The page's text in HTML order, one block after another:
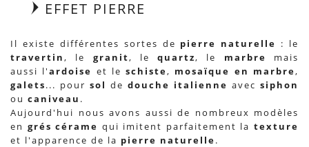
EFFET PIERRE
Il existe différentes sortes de pierre naturelle : le
travertin, le granit, lequartz, le marbre mais
aussi l'ardoise et leschiste, mosaïque en marbre,
galets... pour sol de douche italienne avec siphon
ou caniveau .
Aujourd'hui nous avons aussi de nombreux modèles
en grés cérame qui imitent parfaitement latexture
et l'apparence de la pierre naturelle.